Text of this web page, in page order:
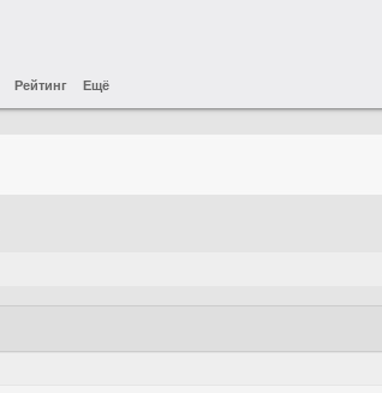
Рейтинг Ещё